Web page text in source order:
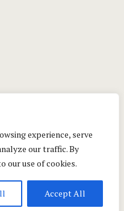
experience, serve
our traffic. By
our use of cookies.
Accept All